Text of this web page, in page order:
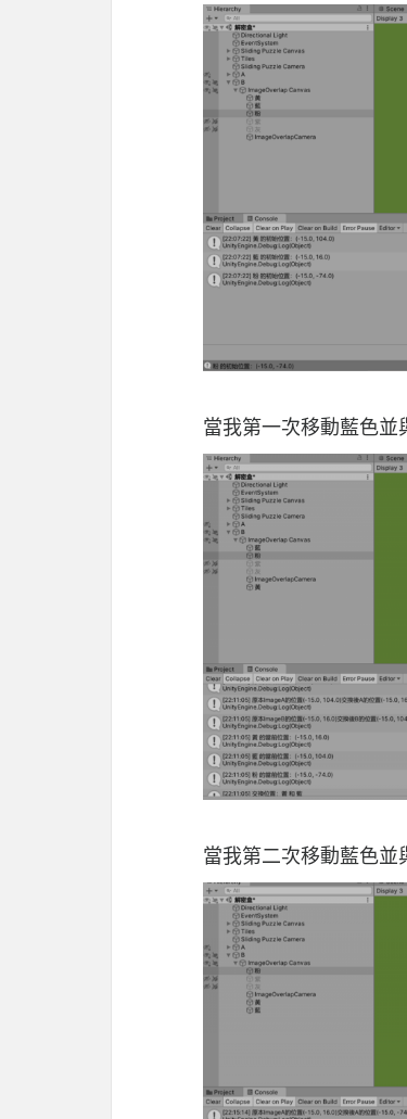
當我第一次移動藍色並
當我第二次移動藍色並